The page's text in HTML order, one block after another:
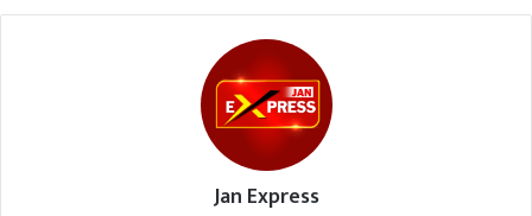
Jan Express